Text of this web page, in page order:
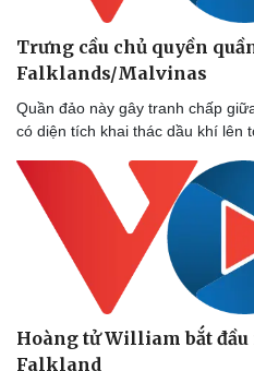
Trưng cầu chủ quyền
Falklands/Malvinas
Quần đảo này gây tranh chấp
có diện tích khai thác dầu khí lên
Hoàng tử William bắt đầu
Falkland